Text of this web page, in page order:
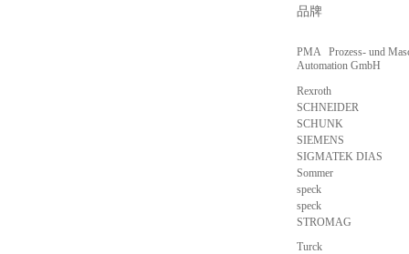
品牌
PMA Prozess- und
Automation GmbH
Rexroth
SCHNEIDER
SCHUNK
SIEMENS
SIGMATEK DIAS
Sommer
speck
speck
STROMAG
Turck